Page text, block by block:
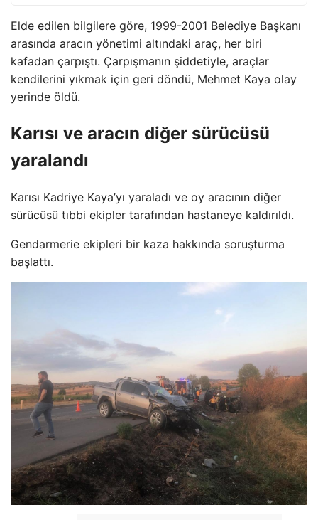
Elde edilen bilgilere göre, 1999-2001 Belediye Başkanı
arasında aracın yönetimi altındaki araç, her biri
kafadan çarpıştı. Çarpışmanın şiddetiyle, araçlar
kendilerini yıkmak için geri döndü, Mehmet Kaya olay
yerinde öldü.
Karısı ve aracın diğer sürücüsü
yaralandı
Karısı Kadriye Kaya’yı yaraladı ve oy aracının diğer
sürücüsü tıbbi ekipler tarafından hastaneye kaldırıldı.
Gendarmerie ekipleri bir kaza hakkında soruşturma
başlattı.